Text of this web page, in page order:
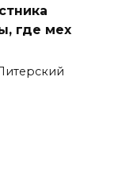
где мех